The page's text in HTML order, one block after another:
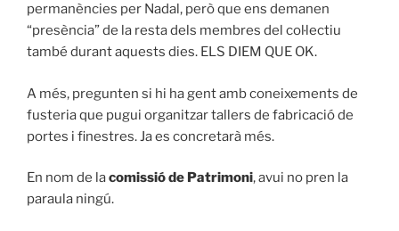
permanències per Nadal, però que ens demanen
“presència” de la resta dels membres del col·lectiu
també durant aquests dies. ELS DIEM QUE OK.
A més, pregunten si hi ha gent amb coneixements de
fusteria que pugui organitzar tallers de fabricació de
portes i finestres. Ja es concretarà més.
En nom de lacomissió de Patrimoni, avui no pren la
paraula ningú.